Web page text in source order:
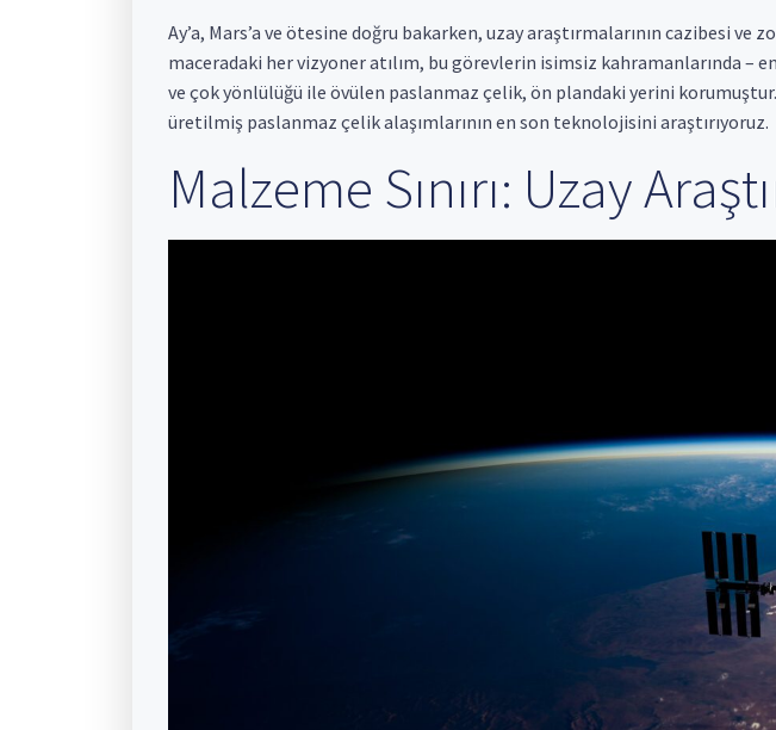
Ay’a, Mars’a ve ötesine doğru bakarken, uzay araştırmalarının cazibesi ve
maceradaki her vizyoner atılım, bu görevlerin isimsiz kahramanlarında
ve çok yönlülüğü ile övülen paslanmaz çelik, ön plandaki yerini
üretilmiş paslanmaz çelik alaşımlarının en son teknolojisini araştırıyoruz.
Malzeme Sınırı: Uzay